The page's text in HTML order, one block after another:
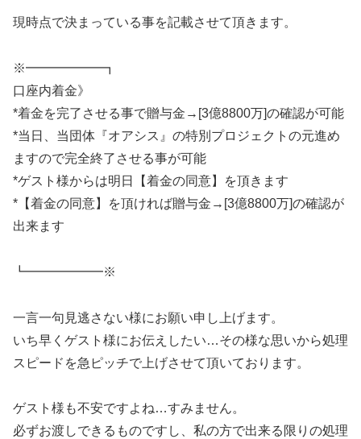
現時点で決まっている事を記載させて頂きます。
※━━━━━━┓
口座内着金》
*着金を完了させる事で贈与金→[3億8800万]の確認が可能
*当日、当団体『オアシス』の特別プロジェクトの元進め
ますので完全終了させる事が可能
*ゲスト様からは明日【着金の同意】を頂きます
*【着金の同意】を頂ければ贈与金→[3億8800万]の確認が
出来ます
┗━━━━━━※
一言一句見逃さない様にお願い申し上げます。
いち早くゲスト様にお伝えしたい…その様な思いから処理
スピードを急ピッチで上げさせて頂いております。
ゲスト様も不安ですよね…すみません。
必ずお渡しできるものですし、私の方で出来る限りの処理